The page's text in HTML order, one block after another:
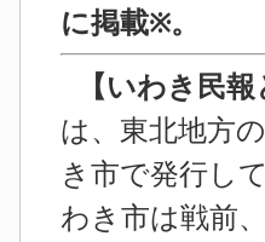
に掲載※。
【いわき民
は、東北地方
き市で発行し
わき市は戦前